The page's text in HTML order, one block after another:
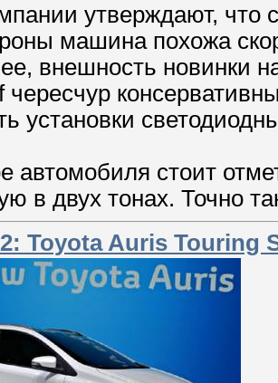
утверждают, что
машина похожа
внешность новинки
чересчур
установки
автомобиля стоит
в двух тонах. Точно
Toyota Auris Touring